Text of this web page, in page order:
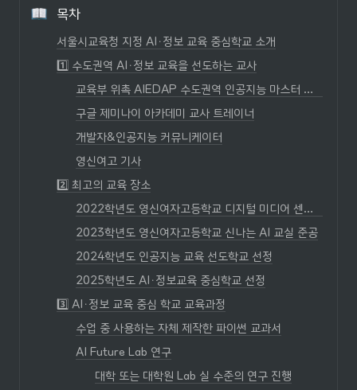
목차
서울시교육청 지정 AI・정보 교육 중심학교 소개
1️⃣ 수도권역 AI・정보 교육을 선도하는 교사
교육부 위촉 AIEDAP 수도권역 인공지능 마스터 교원
구글 제미나이 아카데미 교사 트레이너
개발자&인공지능 커뮤니케이터
영신여고 기사
2️⃣ 최고의 교육 장소
2022학년도 영신여자고등학교 디지털 미디어 센터 준공
2023학년도 영신여자고등학교 신나는 AI 교실 준공
2024학년도 인공지능 교육 선도학교 선정
2025학년도 AI・정보교육 중심학교 선정
3️⃣ AI・정보 교육 중심 학교 교육과정
수업 중 사용하는 자체 제작한 파이썬 교과서
AI Future Lab 연구
대학 또는 대학원 Lab 실 수준의 연구 진행